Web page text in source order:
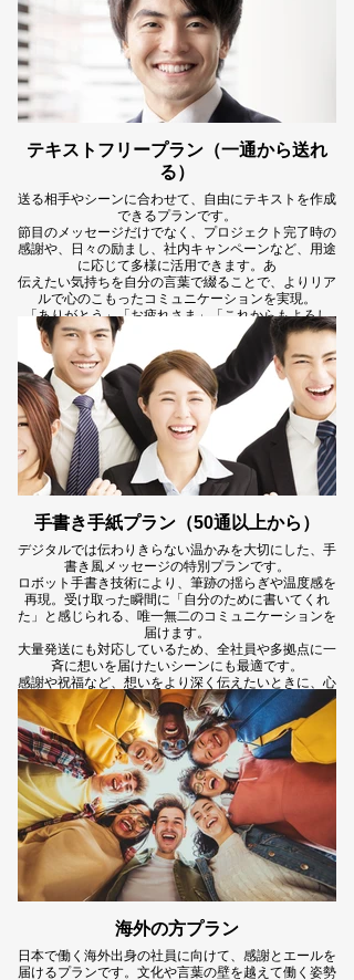
テキストフリープラン（一通から送れ
る）
送る相手やシーンに合わせて、自由にテキストを作成
できるプランです。
節目のメッセージだけでなく、プロジェクト完了時の
感謝や、日々の励まし、社内キャンペーンなど、用途
に応じて多様に活用できます。あ
伝えたい気持ちを自分の言葉で綴ることで、よりリア
ルで心のこもったコミュニケーションを実現。
「ありがとう」「お疲れさま」「これからもよろし
く」――その一言が、働く人のモチベーションを支え
ます。
プランの詳細はこちら
手書き手紙プラン（50通以上から）
デジタルでは伝わりきらない温かみを大切にした、手
書き風メッセージの特別プランです。
ロボット手書き技術により、筆跡の揺らぎや温度感を
再現。受け取った瞬間に「自分のために書いてくれ
た」と感じられる、唯一無二のコミュニケーションを
届けます。
大量発送にも対応しているため、全社員や多拠点に一
斉に想いを届けたいシーンにも最適です。
感謝や祝福など、想いをより深く伝えたいときに、心
を動かす一通をお届けします。
プランの詳細はこちら
海外の方プラン
日本で働く海外出身の社員に向けて、感謝とエールを
届けるプランです。文化や言葉の壁を越えて働く姿勢